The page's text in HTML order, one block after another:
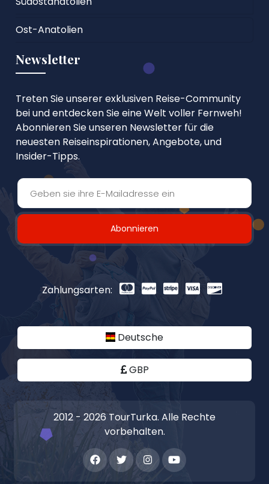
Ost-Anatolien
Newsletter
Treten Sie unserer exklusiven Reise-Community
bei und entdecken Sie eine Welt voller Fernweh!
Abonnieren Sie unseren Newsletter für die
neuesten Reiseinspirationen, Angebote, und
Insider-Tipps.
Abonnieren
Zahlungsarten:
Deutsche
GBP
2012 - 2026 TourTurka. Alle Rechte
vorbehalten.